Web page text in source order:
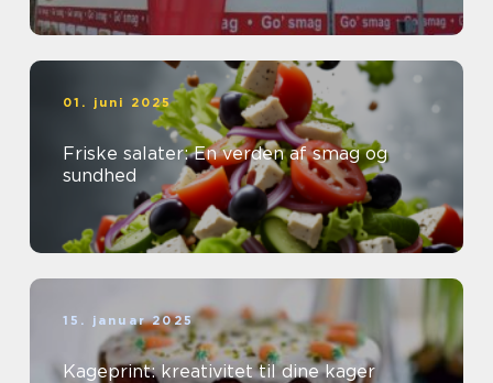
01. juni 2025
Friske salater: En verden af smag og
sundhed
15. januar 2025
Kageprint: kreativitet til dine kager